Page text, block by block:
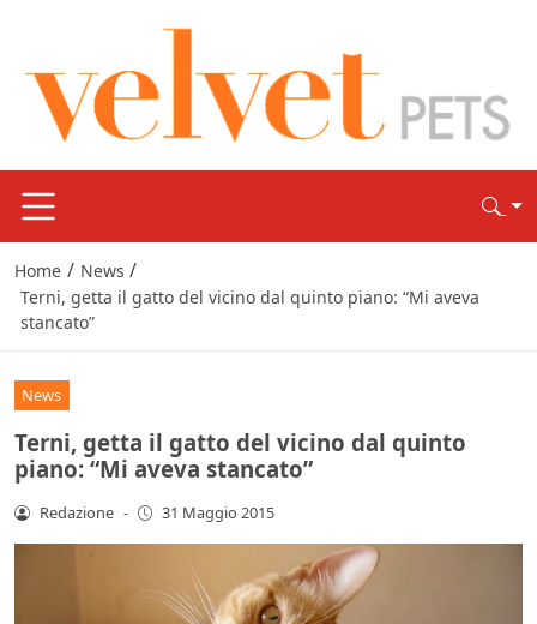
Home / News /
Terni, getta il gatto del vicino dal quinto piano: “Mi aveva
stancato”
News
Terni, getta il gatto del vicino dal quinto
piano: “Mi aveva stancato”
Redazione - 31 Maggio 2015